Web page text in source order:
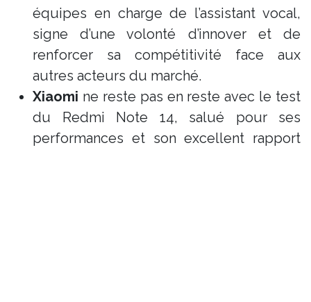
équipes en charge de l’assistant vocal,
signe d’une volonté d’innover et de
renforcer sa compétitivité face aux
autres acteurs du marché.
Xiaomi ne reste pas en reste avec le test
du Redmi Note 14, salué pour ses
performances et son excellent rapport